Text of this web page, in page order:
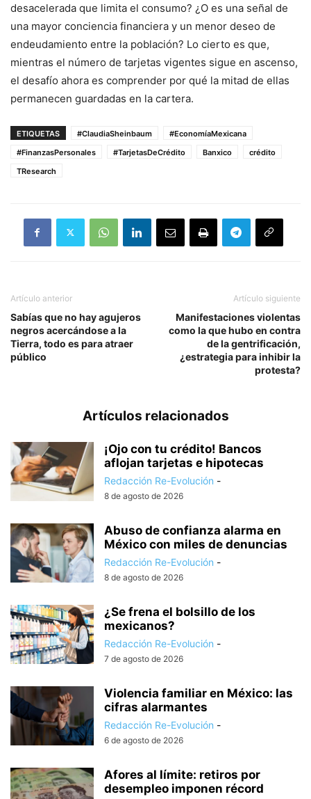
desacelerada que limita el consumo? ¿O es una señal de
una mayor conciencia financiera y un menor deseo de
endeudamiento entre la población? Lo cierto es que,
mientras el número de tarjetas vigentes sigue en ascenso,
el desafío ahora es comprender por qué la mitad de ellas
permanecen guardadas en la cartera.
ETIQUETAS #ClaudiaSheinbaum
#EconomíaMexicana
#FinanzasPersonales
#TarjetasDeCrédito Banxico
crédito
TResearch
Artículo anterior
Sabías que no hay agujeros
negros acercándose a la
Tierra, todo es para atraer
público
Artículo siguiente
Manifestaciones violentas
como la que hubo en contra
de la gentrificación,
¿estrategia para inhibir la
protesta?
Artículos relacionados
¡Ojo con tu crédito! Bancos
aflojan tarjetas e hipotecas
Redacción Re-Evolución -
8 de agosto de 2026
Abuso de confianza alarma en
México con miles de denuncias
Redacción Re-Evolución -
8 de agosto de 2026
¿Se frena el bolsillo de los
mexicanos?
Redacción Re-Evolución -
7 de agosto de 2026
Violencia familiar en México: las
cifras alarmantes
Redacción Re-Evolución -
6 de agosto de 2026
Afores al límite: retiros por
desempleo imponen récord